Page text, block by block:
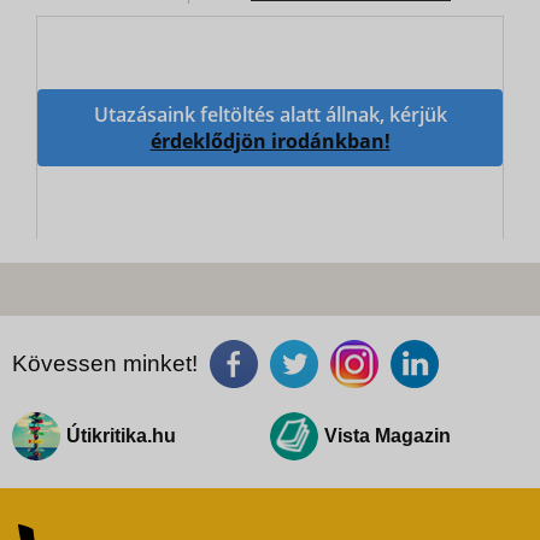
Utazásaink feltöltés alatt állnak, kérjük
érdeklődjön irodánkban!
Kövessen minket!
Útikritika.hu Vista Magazin